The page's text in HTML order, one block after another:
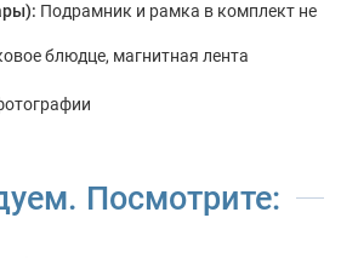
Подрамник и рамка в комплект не
блюдце, магнитная лента
Посмотрите: